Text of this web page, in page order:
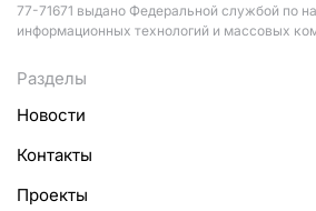
77-71671 выдано Федеральной службой по
информационных технологий и массовых
Разделы
Новости
Контакты
Проекты